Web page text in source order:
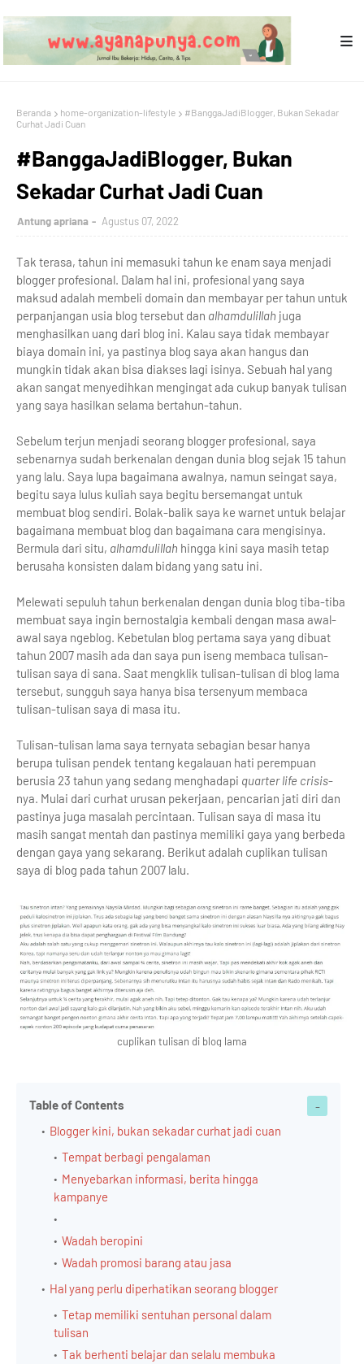
Beranda home-organization-lifestyle
#BanggaJadiBlogger, Bukan Sekadar
Curhat Jadi Cuan
#BanggaJadiBlogger, Bukan
Sekadar Curhat Jadi Cuan
Antung apriana Agustus 07, 2022
Tak terasa, tahun ini memasuki tahun ke enam saya menjadi
blogger profesional. Dalam hal ini, profesional yang saya
maksud adalah membeli domain dan membayar per tahun untuk
perpanjangan usia blog tersebut dan alhamdulillah juga
menghasilkan uang dari blog ini. Kalau saya tidak membayar
biaya domain ini, ya pastinya blog saya akan hangus dan
mungkin tidak akan bisa diakses lagi isinya. Sebuah hal yang
akan sangat menyedihkan mengingat ada cukup banyak tulisan
yang saya hasilkan selama bertahun-tahun.
Sebelum terjun menjadi seorang blogger profesional, saya
sebenarnya sudah berkenalan dengan dunia blog sejak 15 tahun
yang lalu. Saya lupa bagaimana awalnya, namun seingat saya,
begitu saya lulus kuliah saya begitu bersemangat untuk
membuat blog sendiri. Bolak-balik saya ke warnet untuk belajar
bagaimana membuat blog dan bagaimana cara mengisinya.
Bermula dari situ, alhamdulillah hingga kini saya masih tetap
berusaha konsisten dalam bidang yang satu ini.
Melewati sepuluh tahun berkenalan dengan dunia blog tiba-tiba
membuat saya ingin bernostalgia kembali dengan masa awal-
awal saya ngeblog. Kebetulan blog pertama saya yang dibuat
tahun 2007 masih ada dan saya pun iseng membaca tulisan-
tulisan saya di sana. Saat mengklik tulisan-tulisan di blog lama
tersebut, sungguh saya hanya bisa tersenyum membaca
tulisan-tulisan saya di masa itu.
Tulisan-tulisan lama saya ternyata sebagian besar hanya
berupa tulisan pendek tentang kegalauan hati perempuan
berusia 23 tahun yang sedang menghadapi quarter life crisis-
nya. Mulai dari curhat urusan pekerjaan, pencarian jati diri dan
pastinya juga masalah percintaan. Tulisan saya di masa itu
masih sangat mentah dan pastinya memiliki gaya yang berbeda
dengan gaya yang sekarang. Berikut adalah cuplikan tulisan
saya di blog pada tahun 2007 lalu.
cuplikan tulisan di blog lama
Table of Contents
Blogger kini, bukan sekadar curhat jadi cuan
Tempat berbagi pengalaman
Menyebarkan informasi, berita hingga
kampanye
Wadah beropini
Wadah promosi barang atau jasa
Hal yang perlu diperhatikan seorang blogger
Tetap memiliki sentuhan personal dalam
tulisan
Tak berhenti belajar dan selalu membuka